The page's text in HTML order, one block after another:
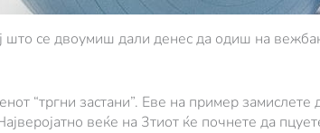
што се двоумиш дали денес да одиш на
“тргни застани”. Еве на пример замислете
веќе на 3тиот ќе почнете да